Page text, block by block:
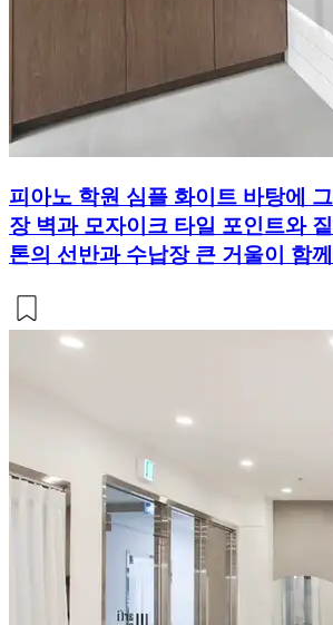
피아노 학원 심플 화이트 바탕에
장 벽과 모자이크 타일 포인트와
톤의 선반과 수납장 큰 거울이 함